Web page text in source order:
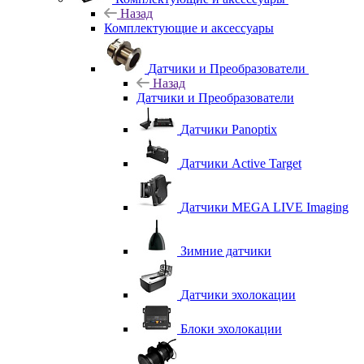
Назад
Комплектующие и аксессуары
Датчики и Преобразователи
Назад
Датчики и Преобразователи
Датчики Panoptix
Датчики Active Target
Датчики MEGA LIVE Imaging
Зимние датчики
Датчики эхолокации
Блоки эхолокации